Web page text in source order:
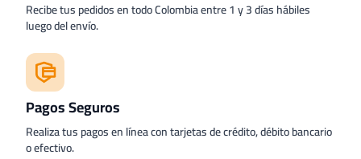
Recibe tus pedidos en todo Colombia entre 1 y 3 días hábiles
luego del envío.
Pagos Seguros
Realiza tus pagos en línea con tarjetas de crédito, débito bancario
o efectivo.